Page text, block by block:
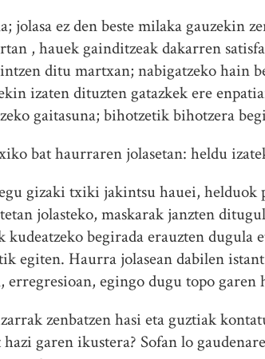
jolasa ez den beste milaka gauzekin
, hauek gainditzeak dakarren
ditu martxan; nabigatzeko hain
izaten dituzten gatazkek ere
gaitasuna; bihotzetik bihotzera
bat haurraren jolasetan: heldu
gizaki txiki jakintsu hauei, helduok
jolasteko, maskarak janzten
kudeatzeko begirada erauzten
egiten. Haurra jolasean dabilen
erregresioan, egingo dugu topo
zenbatzen hasi eta guztiak
garen ikustera? Sofan lo